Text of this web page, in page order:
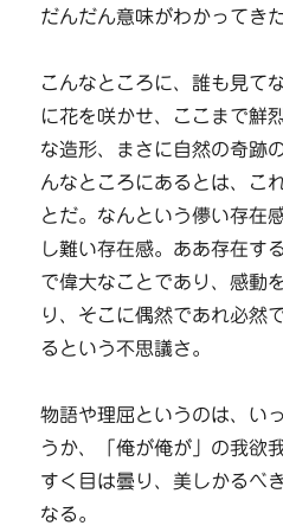
だんだん意味がわかってきた
こんなところに、誰も見て
に花を咲かせ、ここまで鮮
な造形、まさに自然の奇跡
んなところにあるとは、こ
とだ。なんという儚い存在
し難い存在感。ああ存在す
で偉大なことであり、感動
り、そこに偶然であれ必然
るという不思議さ。
物語や理屈というのは、い
うか、「俺が俺が」の我欲
すく目は曇り、美しかるべ
なる。